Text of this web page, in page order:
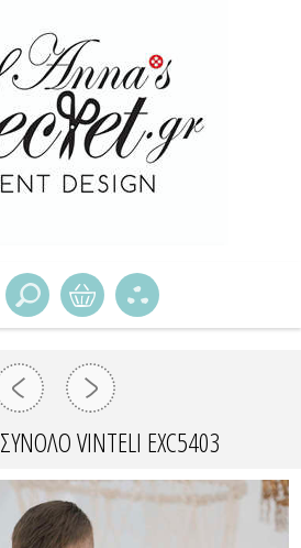
VINTELI EXC5403